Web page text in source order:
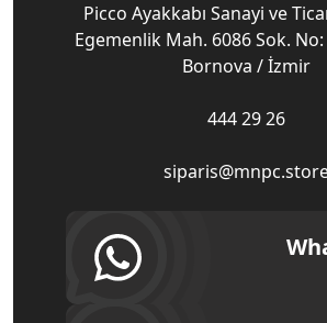
Picco Ayakkabı Sanayi ve
Egemenlik Mah. 6086 Sok.
Bornova / İzmir
444 29 26